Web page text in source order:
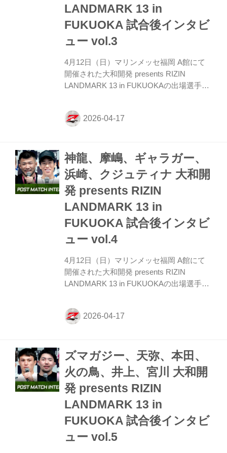
なくて、やってきたことを練習通りやろう
手...
LANDMARK 13 in
FUKUOKA 試合後インタビ
ュー vol.3
4月12日（日）マリンメッセ福岡 A館にて
開催された大和開発 presents RIZIN
LANDMARK 13 in FUKUOKAの出場選手た
で見る 堀江圭功「結果として勝てて最高。
修正点もいっぱい見つかった」 ーー試合後
正点もいっぱい見つかったんで、もう勝っ
て反省ってのがもう最高なんで嬉しいす
ね。 ーー対戦相手と実際に戦った印象を教
えてください。 堀江 やっぱり思ってた通
りパワフルで圧力があるファイターだった
ね。 ー...
神龍、摩嶋、ギャラガー、
浜崎、クジュティナ 大和開
発 presents RIZIN
LANDMARK 13 in
FUKUOKA 試合後インタビ
ュー vol.4
4月12日（日）マリンメッセ福岡 A館にて
開催された大和開発 presents RIZIN
LANDMARK 13 in FUKUOKAの出場選手た
で見る 神龍誠「6月、僕の地元でチャンピ
オンになります」 ーー試合後の率直な感想
かり1Rでフィニッシュするっていう有言実
行ができて良かったです。 ーー対戦相手と
実際に戦った印象を教えてください。 神龍
最後まで諦めないで、あの体勢で本当に根
性あるなって思いました。 ーー試合が終わ
呼...
ズマガジー、天弥、本田、
火の鳥、井上、宮川 大和開
発 presents RIZIN
LANDMARK 13 in
FUKUOKA 試合後インタビ
ュー vol.5